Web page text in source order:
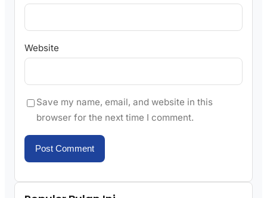
Website
Save my name, email, and website in this
browser for the next time I comment.